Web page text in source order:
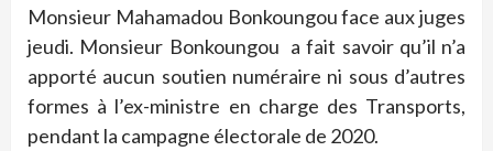
Monsieur Mahamadou Bonkoungou face aux juges
jeudi. Monsieur Bonkoungou a fait savoir qu’il n’a
apporté aucun soutien numéraire ni sous d’autres
formes à l’ex-ministre en charge des Transports,
pendant la campagne électorale de 2020.